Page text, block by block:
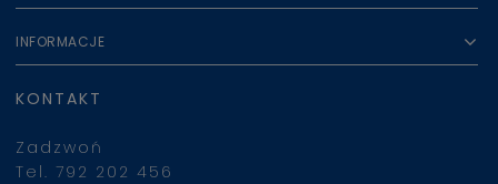
INFORMACJE
KONTAKT
Zadzwoń
Tel. 792 202 456